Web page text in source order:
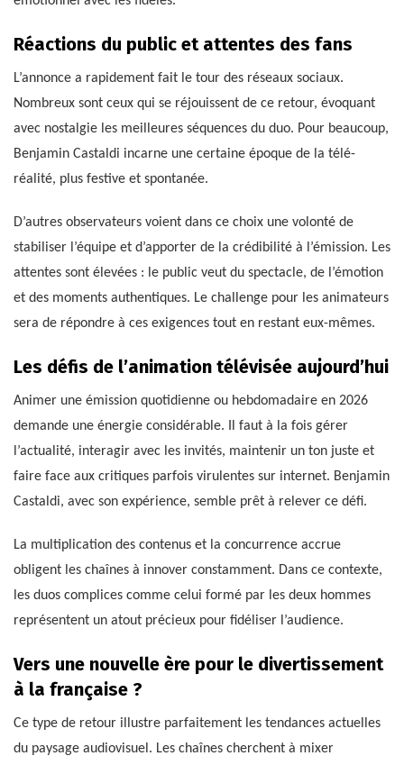
Réactions du public et attentes des fans
L’annonce a rapidement fait le tour des réseaux sociaux.
Nombreux sont ceux qui se réjouissent de ce retour, évoquant
avec nostalgie les meilleures séquences du duo. Pour beaucoup,
Benjamin Castaldi incarne une certaine époque de la télé-
réalité, plus festive et spontanée.
D’autres observateurs voient dans ce choix une volonté de
stabiliser l’équipe et d’apporter de la crédibilité à l’émission. Les
attentes sont élevées : le public veut du spectacle, de l’émotion
et des moments authentiques. Le challenge pour les animateurs
sera de répondre à ces exigences tout en restant eux-mêmes.
Les défis de l’animation télévisée aujourd’hui
Animer une émission quotidienne ou hebdomadaire en 2026
demande une énergie considérable. Il faut à la fois gérer
l’actualité, interagir avec les invités, maintenir un ton juste et
faire face aux critiques parfois virulentes sur internet. Benjamin
Castaldi, avec son expérience, semble prêt à relever ce défi.
La multiplication des contenus et la concurrence accrue
obligent les chaînes à innover constamment. Dans ce contexte,
les duos complices comme celui formé par les deux hommes
représentent un atout précieux pour fidéliser l’audience.
Vers une nouvelle ère pour le divertissement
à la française ?
Ce type de retour illustre parfaitement les tendances actuelles
du paysage audiovisuel. Les chaînes cherchent à mixer